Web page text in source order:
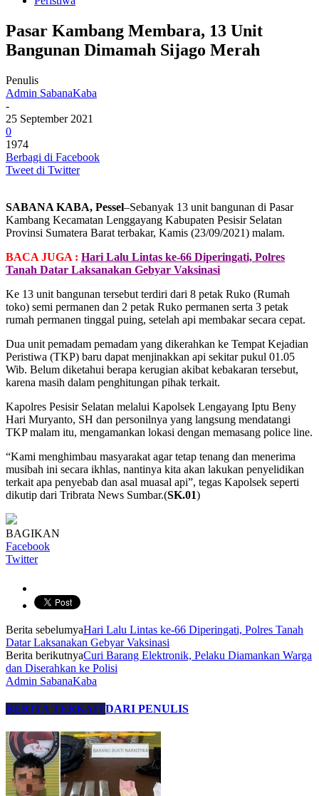
Pasar Kambang Membara, 13 Unit
Bangunan Dimamah Sijago Merah
Penulis
Admin SabanaKaba
-
25 September 2021
0
1974
Berbagi di Facebook
Tweet di Twitter
SABANA KABA, Pessel–Sebanyak 13 unit bangunan di Pasar
Kambang Kecamatan Lenggayang Kabupaten Pesisir Selatan
Provinsi Sumatera Barat terbakar, Kamis (23/09/2021) malam.
BACA JUGA : Hari Lalu Lintas ke-66 Diperingati, Polres
Tanah Datar Laksanakan Gebyar Vaksinasi
Ke 13 unit bangunan tersebut terdiri dari 8 petak Ruko (Rumah
toko) semi permanen dan 2 petak Ruko permanen serta 3 petak
rumah permanen tinggal puing, setelah api membakar secara cepat.
Dua unit pemadam pemadam yang dikerahkan ke Tempat Kejadian
Peristiwa (TKP) baru dapat menjinakkan api sekitar pukul 01.05
Wib. Belum diketahui berapa kerugian akibat kebakaran tersebut,
karena masih dalam penghitungan pihak terkait.
Kapolres Pesisir Selatan melalui Kapolsek Lengayang Iptu Beny
Hari Muryanto, SH dan personilnya yang langsung mendatangi
TKP malam itu, mengamankan lokasi dengan memasang police line.
“Kami menghimbau masyarakat agar tetap tenang dan menerima
musibah ini secara ikhlas, nantinya kita akan lakukan penyelidikan
terkait apa penyebab dan asal muasal api”, tegas Kapolsek seperti
dikutip dari Tribrata News Sumbar.(SK.01)
BAGIKAN
Facebook
Twitter
Berita sebelumyaHari Lalu Lintas ke-66 Diperingati, Polres Tanah
Datar Laksanakan Gebyar Vaksinasi
Berita berikutnyaCuri Barang Elektronik, Pelaku Diamankan Warga
dan Diserahkan ke Polisi
Admin SabanaKaba
BERITA TERKAITDARI PENULIS